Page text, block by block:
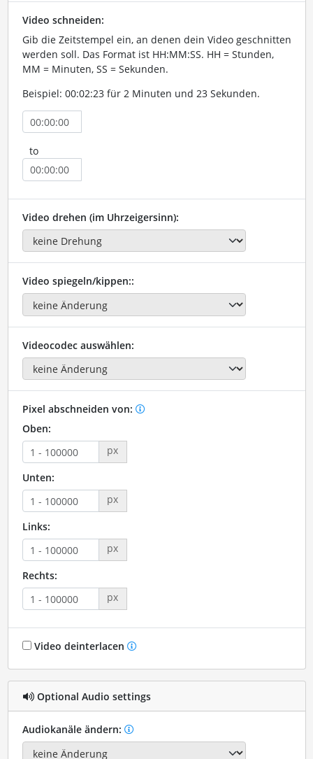
Video schneiden:
Gib die Zeitstempel ein, an denen dein Video geschnitten
werden soll. Das Format ist HH:MM:SS. HH = Stunden,
MM = Minuten, SS = Sekunden.
Beispiel: 00:02:23 für 2 Minuten und 23 Sekunden.
to
Video drehen (im Uhrzeigersinn):
Video spiegeln/kippen::
Videocodec auswählen:
Pixel abschneiden von:
Oben:
px
Unten:
px
Links:
px
Rechts:
px
Video deinterlacen
Optional Audio settings
Audiokanäle ändern: